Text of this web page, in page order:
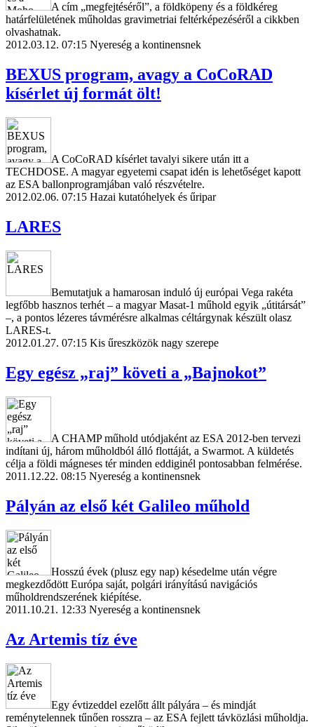
A cím „megfejtéséről”, a földköpeny és a földkéreg
határfelületének műholdas gravimetriai feltérképezéséről a cikkben
olvashatnak.
2012.03.12. 07:15 Nyereség a kontinensnek
BEXUS program, avagy a CoCoRAD
kísérlet új formát ölt!
A CoCoRAD kísérlet tavalyi sikere után itt a
TECHDOSE. A magyar egyetemi csapat idén is lehetőséget kapott
az ESA ballonprogramjában való részvételre.
2012.02.06. 07:15 Hazai kutatóhelyek és űripar
LARES
Bemutatjuk a hamarosan induló új európai Vega rakéta
legfőbb hasznos terhét – a magyar Masat-1 műhold egyik „útitársát”
–, a pontos lézeres távmérésre alkalmas céltárgynak készült olasz
LARES-t.
2012.01.27. 07:15 Kis űreszközök nagy szerepe
Egy egész „raj” követi a „Bajnokot”
A CHAMP műhold utódjaként az ESA 2012-ben tervezi
indítani új, három műholdból álló flottáját, a Swarmot. A küldetés
célja a földi mágneses tér minden eddiginél pontosabban felmérése.
2011.12.22. 08:15 Nyereség a kontinensnek
Pályán az első két Galileo műhold
Hosszú évek (plusz egy nap) késedelme után végre
megkezdődött Európa saját, polgári irányítású navigációs
műholdrendszerének kiépítése.
2011.10.21. 12:33 Nyereség a kontinensnek
Az Artemis tíz éve
Egy évtizeddel ezelőtt állt pályára – és mindját
reménytelennek tűnően rosszra – az ESA fejlett távközlási műholdja.